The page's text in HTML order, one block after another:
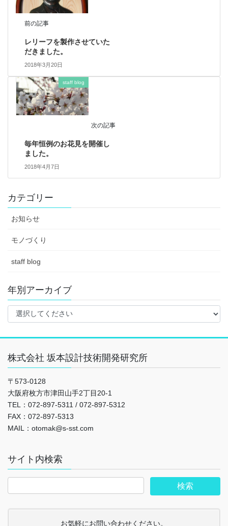
前の記事
レリーフを製作させていた
だきました。
2018年3月20日
staff blog
次の記事
毎年恒例のお花見を開催し
ました。
2018年4月7日
カテゴリー
お知らせ
モノづくり
staff blog
年別アーカイブ
株式会社 坂本設計技術開発研究所
〒573-0128
大阪府枚方市津田山手2丁目20-1
TEL：072-897-5311 / 072-897-5312
FAX：072-897-5313
MAIL：otomak@s-sst.com
サイト内検索
お気軽にお問い合わせください。